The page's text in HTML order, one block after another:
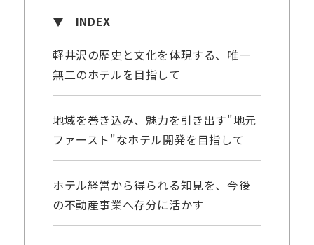
INDEX
軽井沢の歴史と文化を体現する、唯一
無二のホテルを目指して
地域を巻き込み、魅力を引き出す"地元
ファースト"なホテル開発を目指して
ホテル経営から得られる知見を、今後
の不動産事業へ存分に活かす